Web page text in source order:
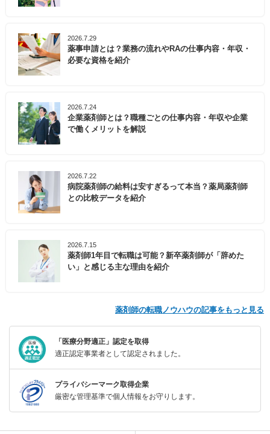
2026.7.29
薬事申請とは？業務の流れやRAの仕事内容・年収・
必要な資格を紹介
2026.7.24
企業薬剤師とは？職種ごとの仕事内容・年収や企業
で働くメリットを解説
2026.7.22
病院薬剤師の給料は安すぎるって本当？薬局薬剤師
との比較データを紹介
2026.7.15
薬剤師1年目で転職は可能？新卒薬剤師が「辞めた
い」と感じる主な理由を紹介
薬剤師の転職ノウハウの記事をもっと見る
「医療分野適正」認定を取得
適正認定事業者として認定されました。
プライバシーマーク取得企業
厳密な管理基準で個人情報をお守りします。